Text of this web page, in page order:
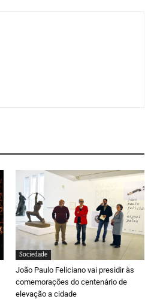
Sociedade
João Paulo Feliciano vai presidir às
comemorações do centenário de
elevação a cidade